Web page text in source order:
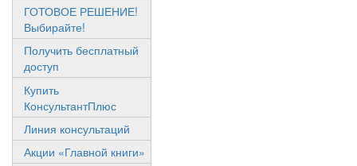
ГОТОВОЕ РЕШЕНИЕ!
Выбирайте!
Получить бесплатный
доступ
Купить
КонсультантПлюс
Линия консультаций
Акции «Главной книги»